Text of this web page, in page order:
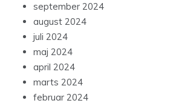
september 2024
august 2024
juli 2024
maj 2024
april 2024
marts 2024
februar 2024